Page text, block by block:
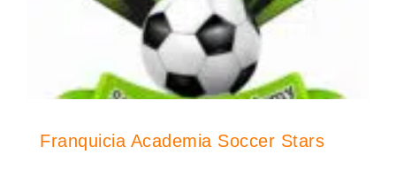
Franquicia Academia Soccer Stars